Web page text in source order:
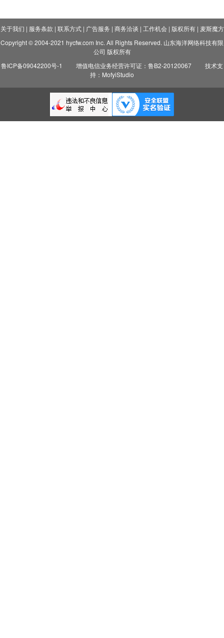
关于我们 | 服务条款 | 联系方式| 广告服务 | 商务洽谈 | 工作机会| 版权所有| 麦斯魔方
Copyright © 2004-2021 hycfw.com Inc. All Rights Reserved. 山东海洋网络科技有限
公司 版权所有
鲁ICP备09042200号-1
增值电信业务经营许可证：鲁B2-20120067
技术支
持：MofyiStudio